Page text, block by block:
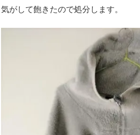
気がして飽きたので処分します。